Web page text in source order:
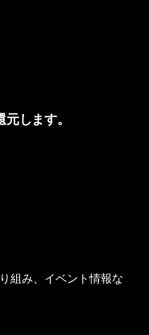
します。
組み、イベント情報な